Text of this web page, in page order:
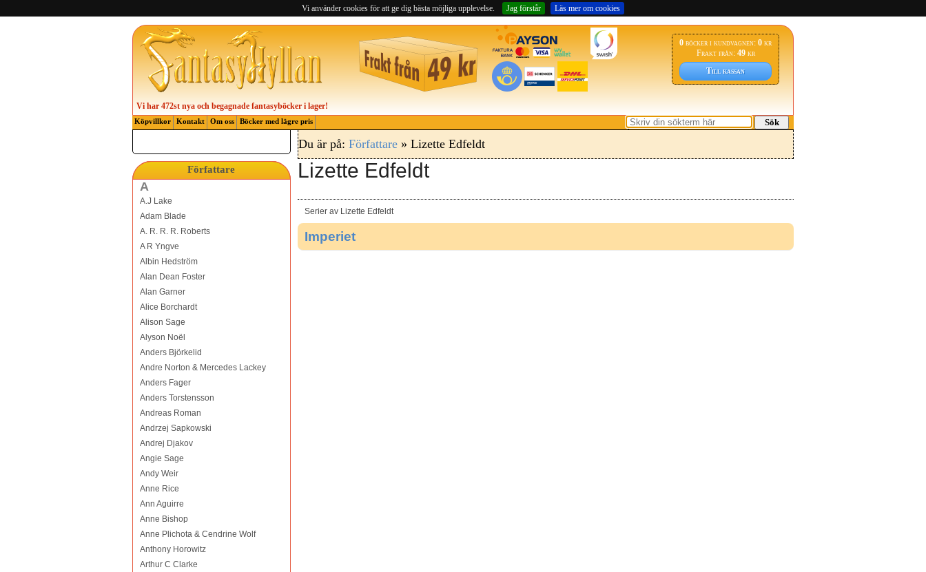
Vi använder cookies för att ge dig bästa möjliga upplevelse. Jag förstår Läs mer om cookies
0 böcker i kundvagnen:0kr
Frakt från: 49kr
Till kassan
Vi har 472st nya och begagnade fantasyböcker i lager!
Köpvillkor Kontakt Om oss Böcker med lägre pris Sök
Författare
A
A.J Lake
Adam Blade
A. R. R. R. Roberts
A R Yngve
Albin Hedström
Alan Dean Foster
Alan Garner
Alice Borchardt
Alison Sage
Alyson Noël
Anders Björkelid
Andre Norton & Mercedes Lackey
Anders Fager
Anders Torstensson
Andreas Roman
Andrzej Sapkowski
Andrej Djakov
Angie Sage
Andy Weir
Anne Rice
Ann Aguirre
Anne Bishop
Anne Plichota & Cendrine Wolf
Anthony Horowitz
Arthur C Clarke
Du är på: Författare» Lizette Edfeldt
Lizette Edfeldt
Serier av Lizette Edfeldt
Imperiet